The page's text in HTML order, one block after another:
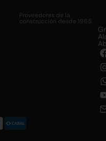
Proveedores de la
construcción desde 1965.